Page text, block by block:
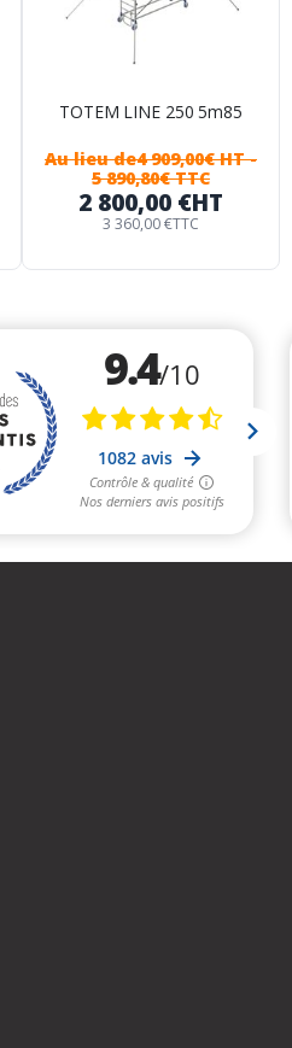
TOTEM LINE 250 5m85
Au lieu de4 909,00€ HT-
5 890,80€ TTC
2 800,00 €HT
3 360,00 €TTC